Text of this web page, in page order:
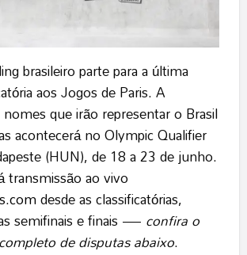
brasileiro parte para a última
aos Jogos de Paris. A
que irão representar o Brasil
acontecerá no Olympic Qualifier
(HUN), de 18 a 23 de junho.
transmissão ao vivo
desde as classificatórias,
semifinais e finais — confira o
de disputas abaixo.